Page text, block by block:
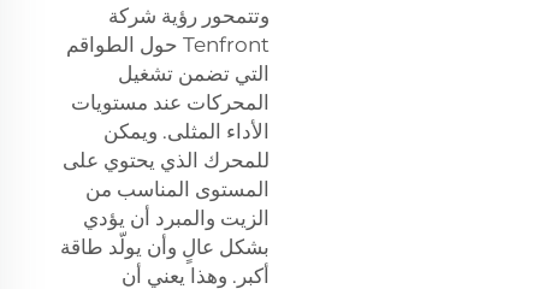
وتتمحور رؤية شركة
Tenfront حول الطواقم
التي تضمن تشغيل
المحركات عند مستويات
الأداء المثلى. ويمكن
للمحرك الذي يحتوي على
المستوى المناسب من
الزيت والمبرد أن يؤدي
بشكل عالٍ وأن يولّد طاقة
أكبر. وهذا يعني أن